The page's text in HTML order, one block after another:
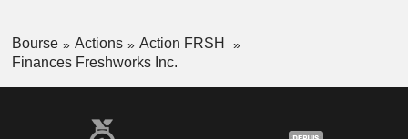
Bourse Actions
Action FRSH
Finances Freshworks Inc.